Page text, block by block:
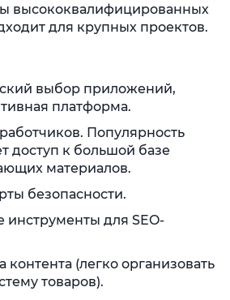
высококвалифицированных
для крупных проектов.
выбор приложений,
платформа.
Популярность
доступ к большой базе
материалов.
безопасности.
инструменты для SEO-
контента (легко организовать
товаров).